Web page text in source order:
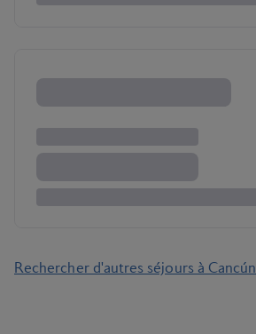
Rechercher d'autres séjours à Cancún